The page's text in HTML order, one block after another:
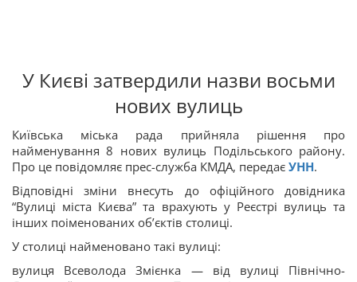
У Києві затвердили назви восьми
нових вулиць
Київська міська рада прийняла рішення про
найменування 8 нових вулиць Подільського району.
Про це повідомляє прес-служба КМДА, передає УНН.
Відповідні зміни внесуть до офіційного довідника
“Вулиці міста Києва” та врахують у Реєстрі вулиць та
інших поіменованих об’єктів столиці.
У столиці найменовано такі вулиці:
вулиця Всеволода Змієнка — від вулиці Північно-